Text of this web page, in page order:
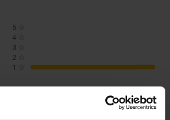
5
4
3
2
1